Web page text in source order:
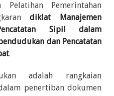
Pemerintahan
diklat Manajemen
Sipil dalam
dan Pencatatan
.
adalah rangkaian
penertiban dokumen